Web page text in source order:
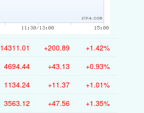
14311.01 +200.89 +1.42%
4694.44 +43.13 +0.93%
1134.24 +11.37 +1.01%
3563.12 +47.56 +1.35%